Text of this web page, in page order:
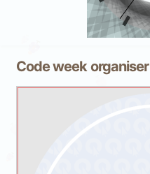
Code week organiser